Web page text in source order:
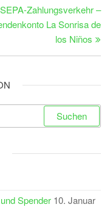
SEPA-Zahlungsverkehr –
La Sonrisa de
los Niños
Spender 10. Januar